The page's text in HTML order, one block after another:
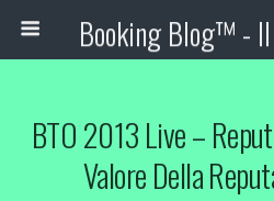
BTO 2013 Live –
Valore Della